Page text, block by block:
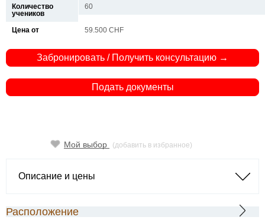
Количество
учеников
60
Цена от 59.500 CHF
Забронировать / Получить консультацию →
Подать документы
Мой выбор (добавить в избранное)
Описание и цены
Расположение